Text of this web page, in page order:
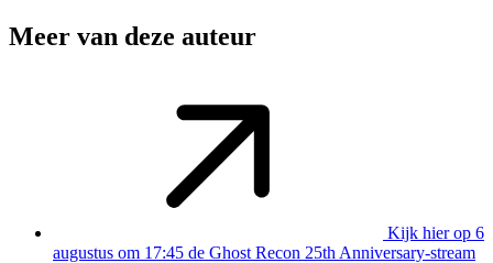
Meer van deze auteur
Kijk hier op 6
augustus om 17:45 de Ghost Recon 25th Anniversary-stream